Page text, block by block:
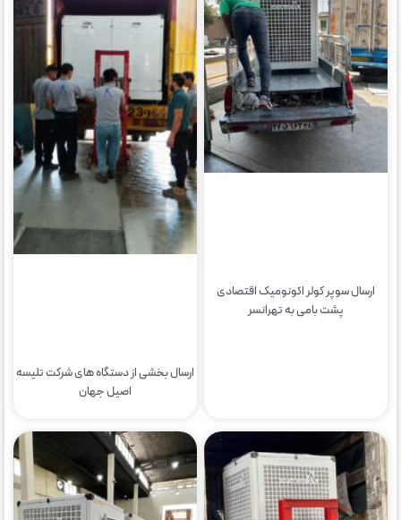
ارسال سوپر کولر اکونومیک اقتصادی
پشت بامی به تهرانسر
ارسال بخشی از دستگاه های شرکت تلیسه
اصیل جهان